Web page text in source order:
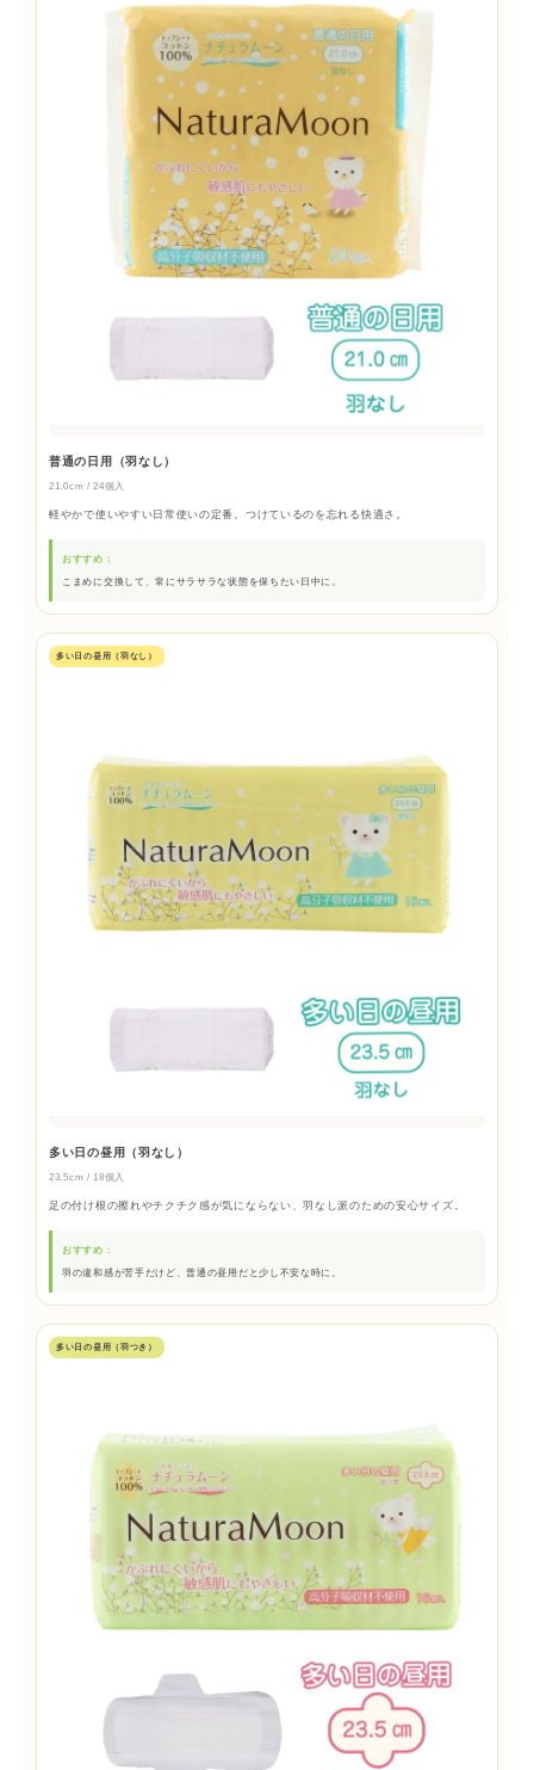
普通の日用（羽なし）
21.0cm / 24個入
軽やかで使いやすい日常使いの定番。つけているのを忘れる快適さ。
おすすめ：
こまめに交換して、常にサラサラな状態を保ちたい日中に。
多い日の昼用（羽なし）
多い日の昼用（羽なし）
23.5cm / 18個入
足の付け根の擦れやチクチク感が気にならない、羽なし派のための安心サイズ。
おすすめ：
羽の違和感が苦手だけど、普通の昼用だと少し不安な時に。
多い日の昼用（羽つき）